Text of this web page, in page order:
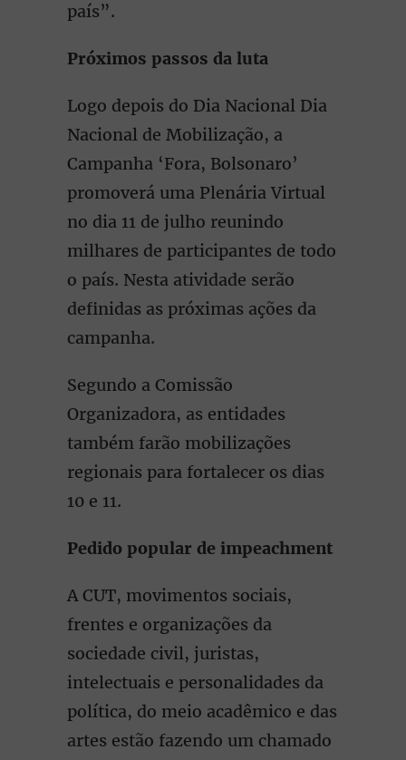
país”.
Próximos passos da luta
Logo depois do Dia Nacional Dia
Nacional de Mobilização, a
Campanha ‘Fora, Bolsonaro’
promoverá uma Plenária Virtual
no dia 11 de julho reunindo
milhares de participantes de todo
o país. Nesta atividade serão
definidas as próximas ações da
campanha.
Segundo a Comissão
Organizadora, as entidades
também farão mobilizações
regionais para fortalecer os dias
10 e 11.
Pedido popular de impeachment
A CUT, movimentos sociais,
frentes e organizações da
sociedade civil, juristas,
intelectuais e personalidades da
política, do meio acadêmico e das
artes estão fazendo um chamado